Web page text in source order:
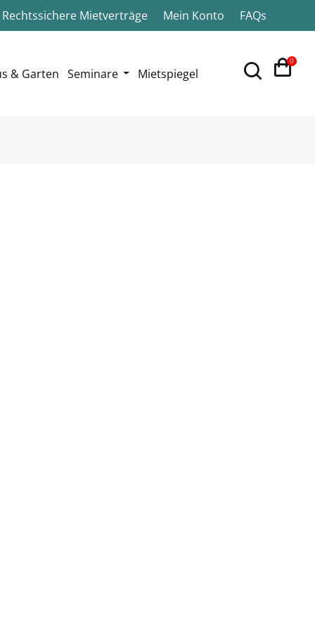
Rechtssichere Mietverträge Mein Konto FAQs
& Garten Seminare Mietspiegel
0